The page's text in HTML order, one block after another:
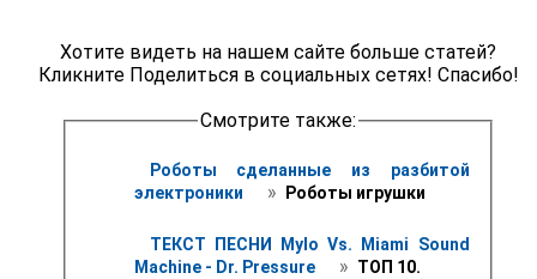
Хотите видеть на нашем сайте больше статей?
Кликните Поделиться в социальных сетях! Спасибо!
Смотрите также:
Роботы сделанные из разбитой
электроники
» Роботы игрушки
ТЕКСТ ПЕСНИ Mylo Vs. Miami Sound
Machine - Dr. Pressure
» ТОП 10.